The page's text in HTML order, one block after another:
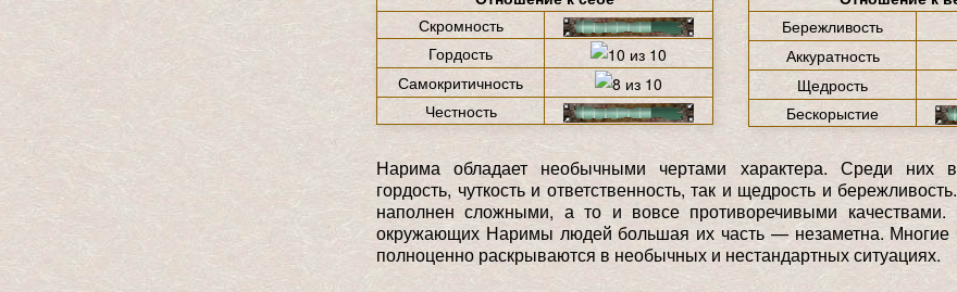
Скромность
Гордость
Самокритичность
Честность
Бережливость
Аккуратность
Щедрость
Бескорыстие
Нарима обладает необычными чертами характера. Среди них
гордость, чуткость и ответственность, так и щедрость и
наполнен сложными, а то и вовсе противоречивыми
окружающих Наримы людей большая их часть — незаметна. Многие
полноценно раскрываются в необычных и нестандартных ситуациях.